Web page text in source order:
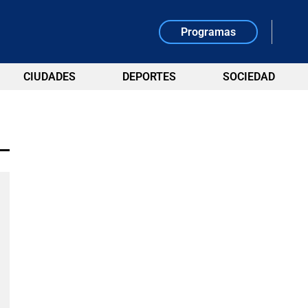
Programas
CIUDADES DEPORTES SOCIEDAD